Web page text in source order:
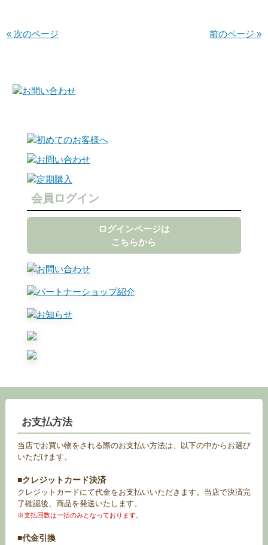
« 次のページ 前のページ »
会員ログイン
ログインページは
こちらから
お支払方法
当店でお買い物をされる際のお支払い方法は、以下の中からお選び
いただけます。
■クレジットカード決済
クレジットカードにて代金をお支払いいただきます。当店で決済完
了確認後、商品を発送いたします。
※支払回数は一括のみとなっております。
■代金引換